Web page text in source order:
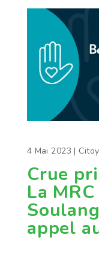
Crue
La
appel
4 Mai 2023 |